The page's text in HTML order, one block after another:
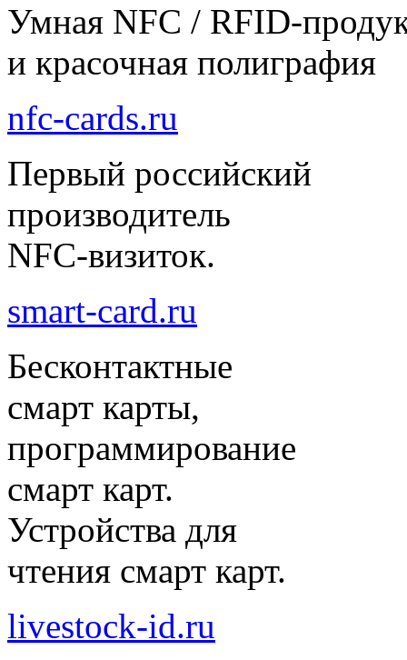
Умная NFC / RFID-
и красочная полиграфия
nfc-cards.ru
Первый российский
производитель
NFC-визиток.
smart-card.ru
Бесконтактные
смарт карты,
программирование
смарт карт.
Устройства для
чтения смарт карт.
livestock-id.ru